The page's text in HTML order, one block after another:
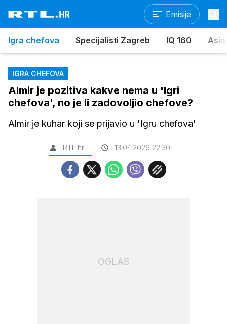
Emisije
Igra chefova Specijalisti Zagreb IQ 160
IGRA CHEFOVA
Almir je pozitiva kakve nema u 'Igri
chefova', no je li zadovoljio chefove?
Almir je kuhar koji se prijavio u 'Igru chefova'
RTL.hr 13.04.2026 22:30
OGLAS